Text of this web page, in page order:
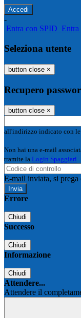
-
Entra con SPID Entra
Seleziona utente
button close ×
Recupero
button close ×
all'indirizzo indicato con le
Non hai una e-mail
tramite la Login Spaggiari
E-mail inviata, si prega
Errore
Chiudi
Successo
Chiudi
Informazione
Chiudi
Attendere...
Attendere il